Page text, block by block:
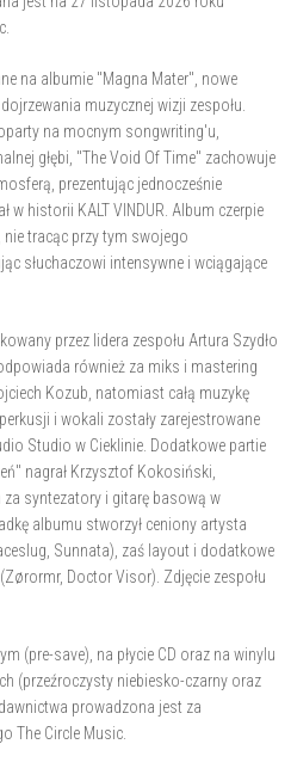
na albumie "Magna Mater", nowe
muzycznej wizji zespołu.
na mocnym songwriting'u,
głębi, "The Void Of Time" zachowuje
prezentując jednocześnie
w historii KALT VINDUR. Album czerpie
tracąc przy tym swojego
słuchaczowi intensywne i wciągające
przez lidera zespołu Artura Szydło
również za miks i mastering
Kozub, natomiast całą muzykę
i wokali zostały zarejestrowane
Studio w Cieklinie. Dodatkowe partie
nagrał Krzysztof Kokosiński,
syntezatory i gitarę basową w
albumu stworzył ceniony artysta
Sunnata), zaś layout i dodatkowe
Doctor Visor). Zdjęcie zespołu
(pre-save), na płycie CD oraz na winylu
(przeźroczysty niebiesko-czarny oraz
prowadzona jest za
The Circle Music.